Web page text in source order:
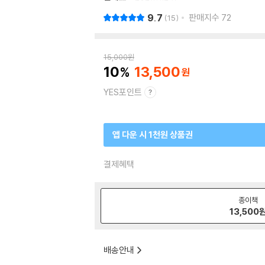
9.7 15 판매지수 72
15,000원
10 13,500
YES포인트
앱 다운 시 1천원 상품권
결제혜택
종이책
13,500
배송안내